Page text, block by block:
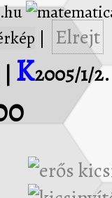
Elrejt
K2005/1/2. |